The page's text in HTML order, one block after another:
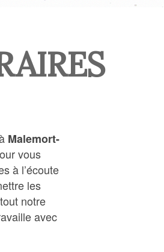
Malemort-
vous
à l’écoute
les
notre
avec